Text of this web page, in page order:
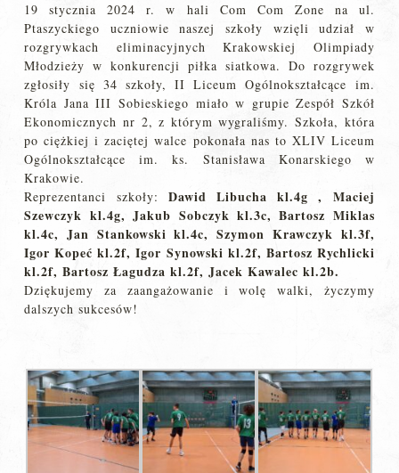
19 stycznia 2024 r. w hali Com Com Zone na ul.
Ptaszyckiego uczniowie naszej szkoły wzięli udział w
rozgrywkach eliminacyjnych Krakowskiej Olimpiady
Młodzieży w konkurencji piłka siatkowa. Do rozgrywek
zgłosiły się 34 szkoły, II Liceum Ogólnokształcące im.
Króla Jana III Sobieskiego miało w grupie Zespół Szkół
Ekonomicznych nr 2, z którym wygraliśmy. Szkoła, która
po ciężkiej i zaciętej walce pokonała nas to XLIV Liceum
Ogólnokształcące im. ks. Stanisława Konarskiego w
Krakowie.
Reprezentanci szkoły: Dawid Libucha kl.4g , Maciej
Szewczyk kl.4g, Jakub Sobczyk kl.3c, Bartosz Miklas
kl.4c, Jan Stankowski kl.4c, Szymon Krawczyk kl.3f,
Igor Kopeć kl.2f, Igor Synowski kl.2f, Bartosz Rychlicki
kl.2f, Bartosz Łagudza kl.2f, Jacek Kawalec kl.2b.
Dziękujemy za zaangażowanie i wolę walki, życzymy
dalszych sukcesów!